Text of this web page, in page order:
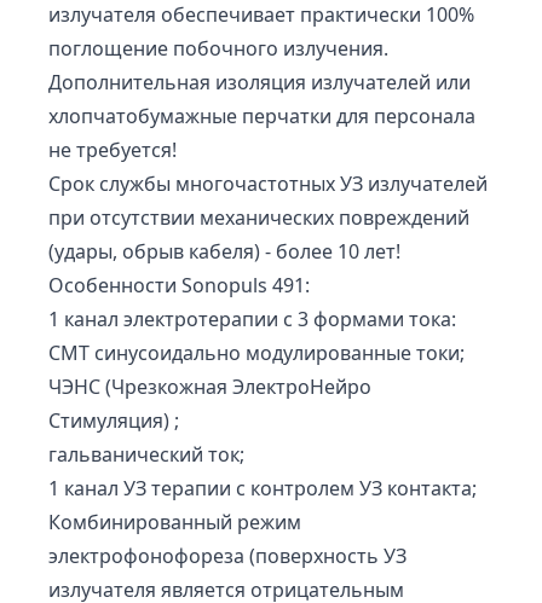
излучателя обеспечивает практически 100%
поглощение побочного излучения.
Дополнительная изоляция излучателей или
хлопчатобумажные перчатки для персонала
не требуется!
Срок службы многочастотных УЗ излучателей
при отсутствии механических повреждений
(удары, обрыв кабеля) - более 10 лет!
Особенности Sonopuls 491:
1 канал электротерапии с 3 формами тока:
СМТ синусоидально модулированные токи;
ЧЭНС (Чрезкожная ЭлектроНейро
Стимуляция) ;
гальванический ток;
1 канал УЗ терапии с контролем УЗ контакта;
Комбинированный режим
электрофонофореза (поверхность УЗ
излучателя является отрицательным